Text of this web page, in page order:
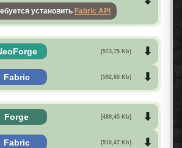
установить Fabric API
[573,75 Kb]
Fabric [592,60 Kb]
Forge [489,45 Kb]
Fabric [510,47 Kb]